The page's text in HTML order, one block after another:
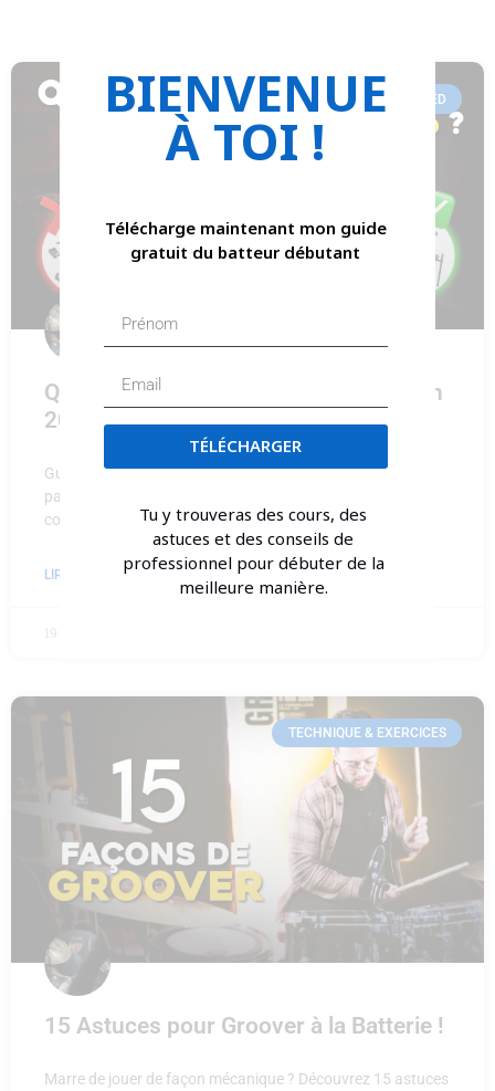
UNCATEGORIZED
Quelle batterie électronique acheter en
2026 ? Le guide complet par budget
Guide complet 2026 pour choisir sa batterie électronique
par budget : modèles recommandés, pièges à éviter et
conseils d’expert, de 500€ à plus de 2000€.
LIRE LA SUITE »
19 juillet 2026
TECHNIQUE & EXERCICES
15 Astuces pour Groover à la Batterie !
Marre de jouer de façon mécanique ? Découvrez 15 astuces
BIENVENUE
À TOI !
Télécharge maintenant mon guide
gratuit du batteur débutant
TÉLÉCHARGER
Tu y trouveras des cours, des
astuces et des conseils de
professionnel pour débuter de la
meilleure manière.